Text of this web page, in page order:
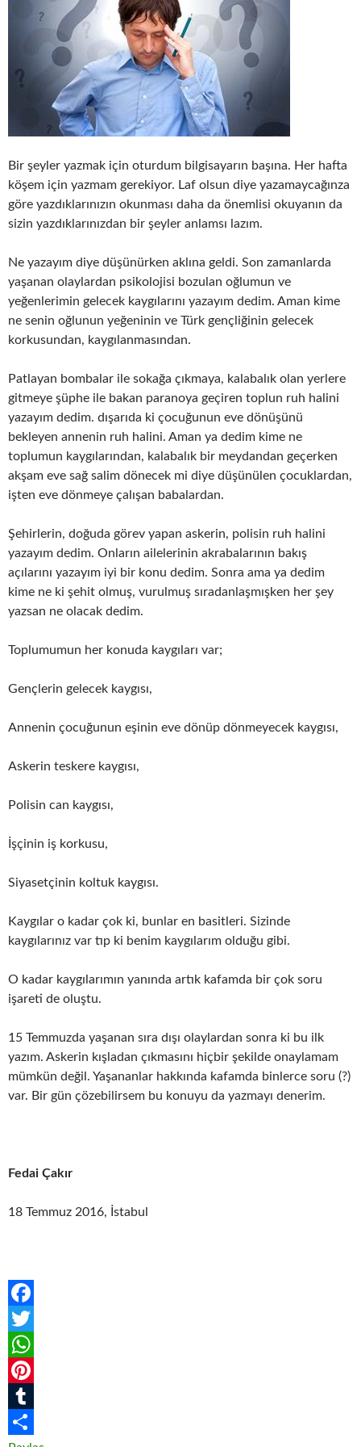
Bir şeyler yazmak için oturdum bilgisayarın başına. Her hafta
köşem için yazmam gerekiyor. Laf olsun diye yazamaycağınza
göre yazdıklarınızın okunması daha da önemlisi okuyanın da
sizin yazdıklarınızdan bir şeyler anlamsı lazım.
Ne yazayım diye düşünürken aklına geldi. Son zamanlarda
yaşanan olaylardan psikolojisi bozulan oğlumun ve
yeğenlerimin gelecek kaygılarını yazayım dedim. Aman kime
ne senin oğlunun yeğeninin ve Türk gençliğinin gelecek
korkusundan, kaygılanmasından.
Patlayan bombalar ile sokağa çıkmaya, kalabalık olan yerlere
gitmeye şüphe ile bakan paranoya geçiren toplun ruh halini
yazayım dedim. dışarıda ki çocuğunun eve dönüşünü
bekleyen annenin ruh halini. Aman ya dedim kime ne
toplumun kaygılarından, kalabalık bir meydandan geçerken
akşam eve sağ salim dönecek mi diye düşünülen çocuklardan,
işten eve dönmeye çalışan babalardan.
Şehirlerin, doğuda görev yapan askerin, polisin ruh halini
yazayım dedim. Onların ailelerinin akrabalarının bakış
açılarını yazayım iyi bir konu dedim. Sonra ama ya dedim
kime ne ki şehit olmuş, vurulmuş sıradanlaşmışken her şey
yazsan ne olacak dedim.
Toplumumun her konuda kaygıları var;
Gençlerin gelecek kaygısı,
Annenin çocuğunun eşinin eve dönüp dönmeyecek kaygısı,
Askerin teskere kaygısı,
Polisin can kaygısı,
İşçinin iş korkusu,
Siyasetçinin koltuk kaygısı.
Kaygılar o kadar çok ki, bunlar en basitleri. Sizinde
kaygılarınız var tıp ki benim kaygılarım olduğu gibi.
O kadar kaygılarımın yanında artık kafamda bir çok soru
işareti de oluştu.
15 Temmuzda yaşanan sıra dışı olaylardan sonra ki bu ilk
yazım. Askerin kışladan çıkmasını hiçbir şekilde onaylamam
mümkün değil. Yaşananlar hakkında kafamda binlerce soru (?)
var. Bir gün çözebilirsem bu konuyu da yazmayı denerim.
Fedai Çakır
18 Temmuz 2016, İstabul
F
a
c
b
T
w
W
a
P
T